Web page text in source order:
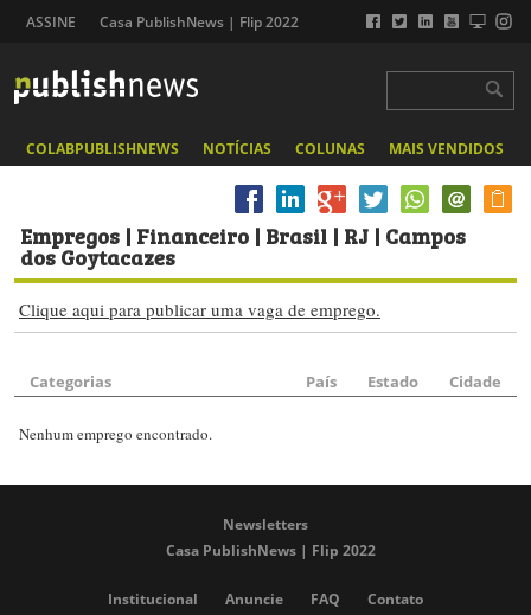
ASSINE Casa PublishNews | Flip 2022
COLABPUBLISHNEWS NOTÍCIAS COLUNAS MAIS VENDIDOS
Empregos | Financeiro | Brasil | RJ | Campos
dos Goytacazes
Clique aqui para publicar uma vaga de emprego.
Categorias País Estado Cidade
Nenhum emprego encontrado.
Newsletters
Casa PublishNews | Flip 2022
Institucional Anuncie FAQ Contato